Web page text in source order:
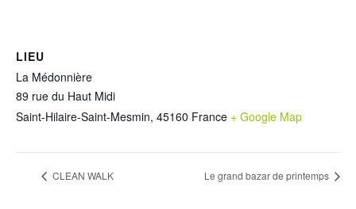
LIEU
La Médonnière
89 rue du Haut Midi
Saint-Hilaire-Saint-Mesmin, 45160 France + Google Map
CLEAN WALK Le grand bazar de printemps